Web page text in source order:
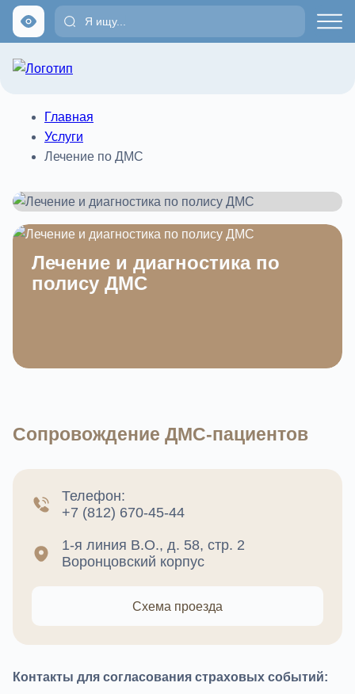
Главная
Услуги
Лечение по ДМС
Лечение и диагностика по
полису ДМС
Сопровождение ДМС-пациентов
Телефон:
+7 (812) 670-45-44
1-я линия В.О., д. 58, стр. 2
Воронцовский корпус
Схема проезда
Контакты для согласования страховых событий: